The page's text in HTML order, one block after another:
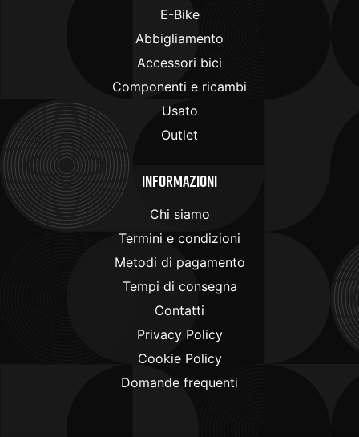
E-Bike
Abbigliamento
Accessori bici
Componenti e ricambi
Usato
Outlet
Informazioni
Chi siamo
Termini e condizioni
Metodi di pagamento
Tempi di consegna
Contatti
Privacy Policy
Cookie Policy
Domande frequenti